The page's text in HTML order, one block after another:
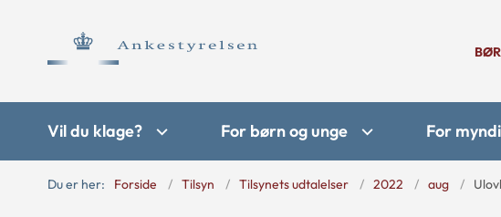
Vil du klage? For børn og unge For
Du er her: Forside Tilsyn Tilsynets udtalelser 2022 aug